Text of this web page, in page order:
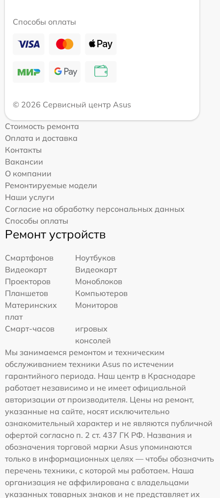
Способы оплаты
© 2026 Сервисный центр Asus
Стоимость ремонта
Оплата и доставка
Контакты
Вакансии
О компании
Ремонтируемые модели
Наши услуги
Согласие на обработку персональных данных
Способы оплаты
Ремонт устройств
Смартфонов
Ноутбуков
Видеокарт
Видеокарт
Проекторов
Моноблоков
Планшетов
Компьютеров
Материнских
плат
Мониторов
Смарт-часов
игровых
консолей
Мы занимаемся ремонтом и техническим
обслуживанием техники Asus по истечении
гарантийного периода. Наш центр в Краснодаре
работает независимо и не имеет официальной
авторизации от производителя. Цены на ремонт,
указанные на сайте, носят исключительно
ознакомительный характер и не являются публичной
офертой согласно п. 2 ст. 437 ГК РФ. Названия и
обозначения торговой марки Asus упоминаются
только в информационных целях — чтобы обозначить
перечень техники, с которой мы работаем. Наша
организация не аффилирована с владельцами
указанных товарных знаков и не представляет их